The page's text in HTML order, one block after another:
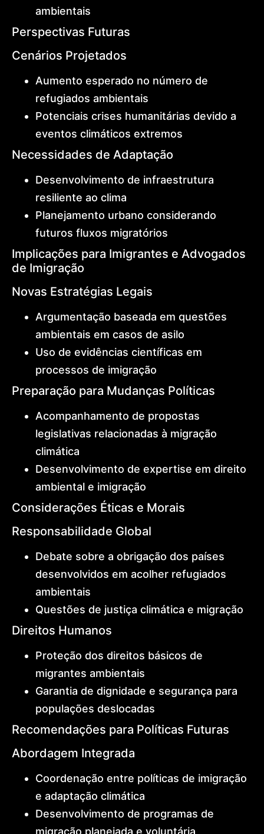
ambientais
Perspectivas Futuras
Cenários Projetados
Aumento esperado no número de
refugiados ambientais
Potenciais crises humanitárias devido a
eventos climáticos extremos
Necessidades de Adaptação
Desenvolvimento de infraestrutura
resiliente ao clima
Planejamento urbano considerando
futuros fluxos migratórios
Implicações para Imigrantes e Advogados
de Imigração
Novas Estratégias Legais
Argumentação baseada em questões
ambientais em casos de asilo
Uso de evidências científicas em
processos de imigração
Preparação para Mudanças Políticas
Acompanhamento de propostas
legislativas relacionadas à migração
climática
Desenvolvimento de expertise em direito
ambiental e imigração
Considerações Éticas e Morais
Responsabilidade Global
Debate sobre a obrigação dos países
desenvolvidos em acolher refugiados
ambientais
Questões de justiça climática e migração
Direitos Humanos
Proteção dos direitos básicos de
migrantes ambientais
Garantia de dignidade e segurança para
populações deslocadas
Recomendações para Políticas Futuras
Abordagem Integrada
Coordenação entre políticas de imigração
e adaptação climática
Desenvolvimento de programas de
migração planejada e voluntária